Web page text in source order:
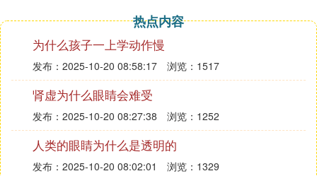
热点内容
为什么孩子一上学动作慢
发布：2025-10-20 08:58:17 浏览：1517
肾虚为什么眼睛会难受
发布：2025-10-20 08:27:38 浏览：1252
人类的眼睛为什么是透明的
发布：2025-10-20 08:02:01 浏览：1329